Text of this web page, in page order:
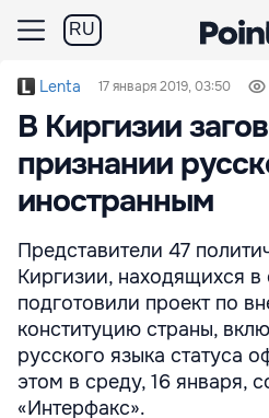
RU
Lenta 17 января 2019, 03:50
В Киргизии
признании
иностранным
Представители 47
Киргизии, находящихся в
подготовили проект по
конституцию страны,
русского языка статуса
этом в среду, 16 января,
«Интерфакс».